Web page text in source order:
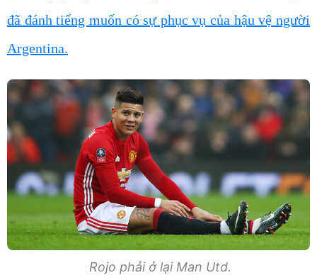
đã đánh tiếng muốn có sự phục vụ của hậu vệ người
Argentina.
Rojo phải ở lại Man Utd.